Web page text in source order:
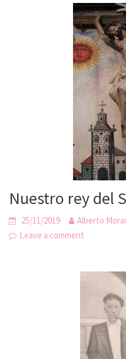
Nuestro rey del
25/11/2019 Alberto
Leave a comment